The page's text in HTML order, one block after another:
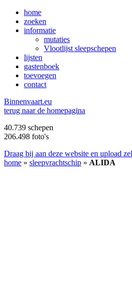
home
zoeken
informatie
mutaties
Vlootlijst sleepschepen
lijsten
gastenboek
toevoegen
contact
Binnenvaart.eu
terug naar de homepagina
40.739 schepen
206.498 foto's
Draag bij aan deze website en upload
home » sleepvrachtschip » ALIDA